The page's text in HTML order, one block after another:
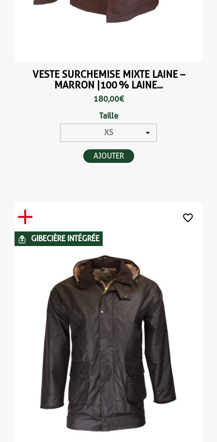
VESTE SURCHEMISE MIXTE LAINE –
MARRON |100 % LAINE...
180,00 €
Taille
AJOUTER
GIBECIÈRE INTÉGRÉE
favorite_border